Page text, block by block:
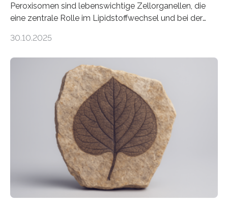
Peroxisomen sind lebenswichtige Zellorganellen, die
eine zentrale Rolle im Lipidstoffwechsel und bei der
erfüllen können, müssen zahlreiche Enzyme präzise in
der Ruhr-Universität Bochum um Prof. Dr. Ralf Erdmann
und Dr. Ismaila Francis Yusuf hat nun einen bislang
unbekannten Qualitätskontrollmechanismus des
peroxisomalen Proteintransports in der Bäckerhefe
Saccharomyces cerevisiae entdeckt, der für die
Funktionsfähigkeit der Organellen entscheidend ist. Die
Studie wurde am 28. Oktober 2025 in der
Fachzeitschrift…
30.10.2025